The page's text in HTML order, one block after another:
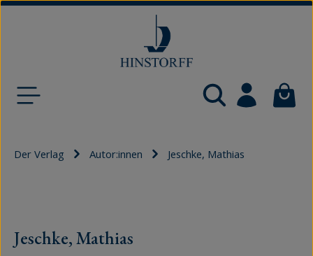
Der Verlag Autor:innen Jeschke, Mathias
Jeschke, Mathias